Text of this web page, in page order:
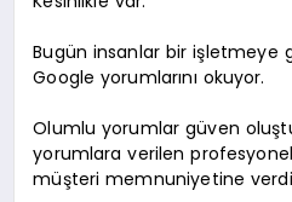
Bugün insanlar bir
Google yorumlarını okuyor.
Olumlu yorumlar güven
yorumlara verilen
müşteri memnuniyetine